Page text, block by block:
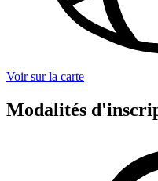
Voir sur la carte
Modalités